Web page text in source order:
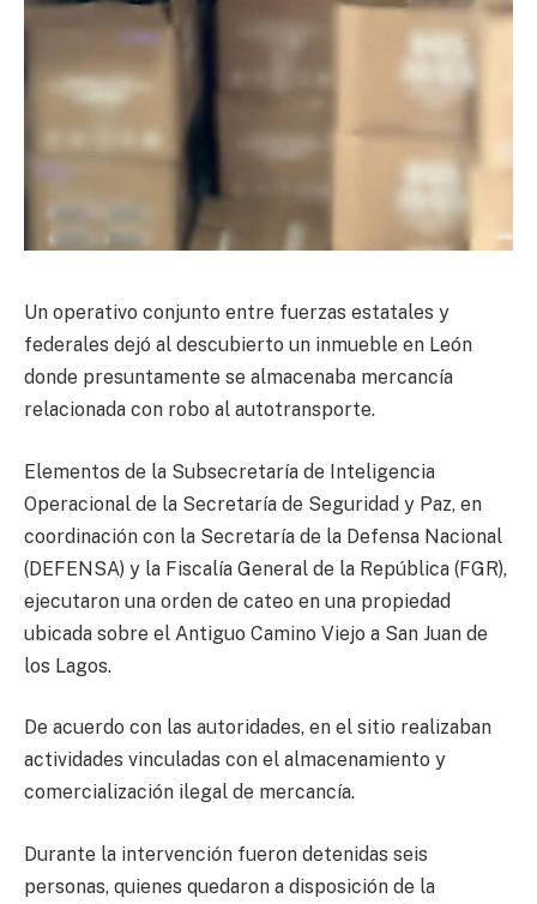
Un operativo conjunto entre fuerzas estatales y
federales dejó al descubierto un inmueble en León
donde presuntamente se almacenaba mercancía
relacionada con robo al autotransporte.
Elementos de la Subsecretaría de Inteligencia
Operacional de la Secretaría de Seguridad y Paz, en
coordinación con la Secretaría de la Defensa Nacional
(DEFENSA) y la Fiscalía General de la República (FGR),
ejecutaron una orden de cateo en una propiedad
ubicada sobre el Antiguo Camino Viejo a San Juan de
los Lagos.
De acuerdo con las autoridades, en el sitio realizaban
actividades vinculadas con el almacenamiento y
comercialización ilegal de mercancía.
Durante la intervención fueron detenidas seis
personas, quienes quedaron a disposición de la